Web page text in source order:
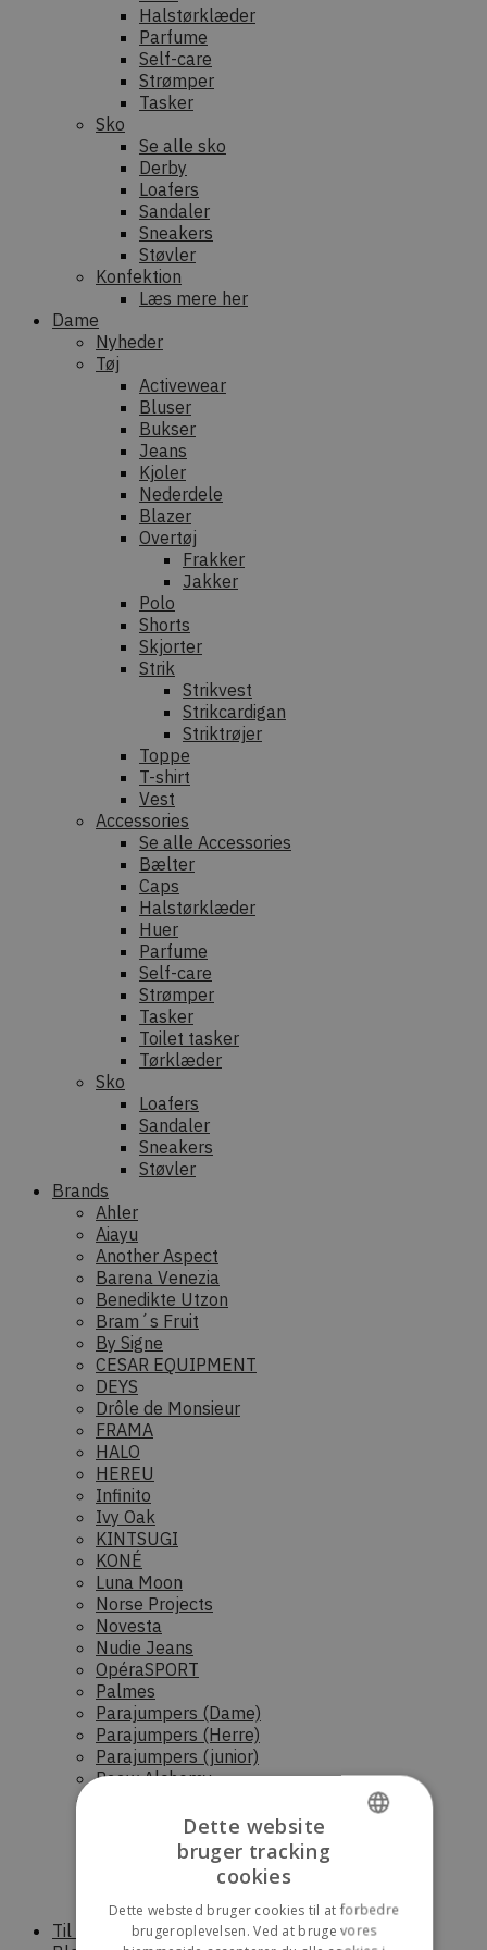
Halstørklæder
Parfume
Self-care
Strømper
Tasker
Sko
Se alle sko
Derby
Loafers
Sandaler
Sneakers
Støvler
Konfektion
Læs mere her
Dame
Nyheder
Tøj
Activewear
Bluser
Bukser
Jeans
Kjoler
Nederdele
Blazer
Overtøj
Frakker
Jakker
Polo
Shorts
Skjorter
Strik
Strikvest
Strikcardigan
Striktrøjer
Toppe
T-shirt
Vest
Accessories
Se alle Accessories
Bælter
Caps
Halstørklæder
Huer
Parfume
Self-care
Strømper
Tasker
Toilet tasker
Tørklæder
Sko
Loafers
Sandaler
Sneakers
Støvler
Brands
Ahler
Aiayu
Another Aspect
Barena Venezia
Benedikte Utzon
Bram´s Fruit
By Signe
CESAR EQUIPMENT
DEYS
Drôle de Monsieur
FRAMA
HALO
HEREU
Infinito
Ivy Oak
KINTSUGI
KONÉ
Luna Moon
Norse Projects
Novesta
Nudie Jeans
OpéraSPORT
Palmes
Parajumpers (Dame)
Parajumpers (Herre)
Parajumpers (junior)
Raaw Alchemy
Scandinavian Edition (Dame)
Scandinavian Edition (Herre)
Sunflower
Til boligen
Dette website
bruger tracking
cookies
Dette websted bruger cookies til at forbedre
brugeroplevelsen. Ved at bruge vores